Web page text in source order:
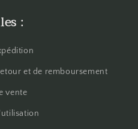
:
et de remboursement
vente